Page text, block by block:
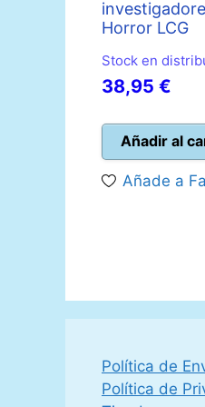
Horror LCG
Stock en
El
original
era:
44,99 €.
38,95 €
es:
Añadir al
Añade a
Política de
Política de